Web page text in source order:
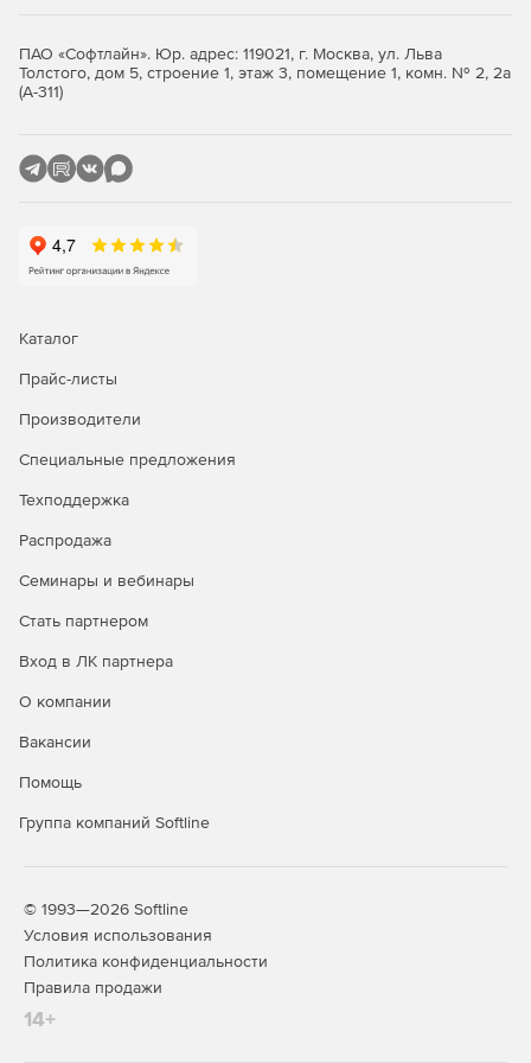
«Фотографии», «Почта», «Календарь», «Музыка», «Фильмы и
ТВ-передачи». Эти приложения создают резервные копии
данных в OneDrive, которые затем синхронизируются
телефон с Windows 10 как компьютер для работы или для
просмотра фильмов на большом экране.
опознает пользователя по его внешнему виду,
даже дружественное приветствие.
Доступные редакции Microsoft Windows 10:
ПК, планшетов и гибридных устройств. Домашняя
включая Cortana, Microsoft Edge, Windows Hello,
поддержку режима Continuum, набор новых
«Музыка», «Видео», «Карты», «Почта» и «Календарь», а
Windows 10 Pro
Версия создана с оглядкой на нужды малого бизнеса,
приложениями, защищать конфиденциальные данные,
поддерживает сценарии максимально продуктивного
Windows Update для бизнеса, чтобы снизить
стоимость обслуживания, получить полный контроль
над установкой обновлений, максимальный быстрый
доступ к обновлениям безопасности и новейшим
ПАО «Софтлайн». Юр. адрес: 119021, г. Москва, ул. Льва
Толстого, дом 5, строение 1, этаж 3, помещение 1, комн. № 2, 2а
(А-311)
Каталог
Прайс-листы
Производители
Специальные предложения
Техподдержка
Распродажа
Семинары и вебинары
Стать партнером
Вход в ЛК партнера
О компании
Вакансии
Помощь
Группа компаний Softline
© 1993—2026 Softline
Условия использования
Политика конфиденциальности
Правила продажи
14+